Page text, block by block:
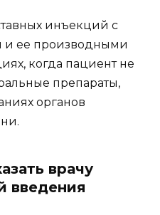
инъекций с
и ее производными
когда пациент не
препараты,
органов
врачу
введения